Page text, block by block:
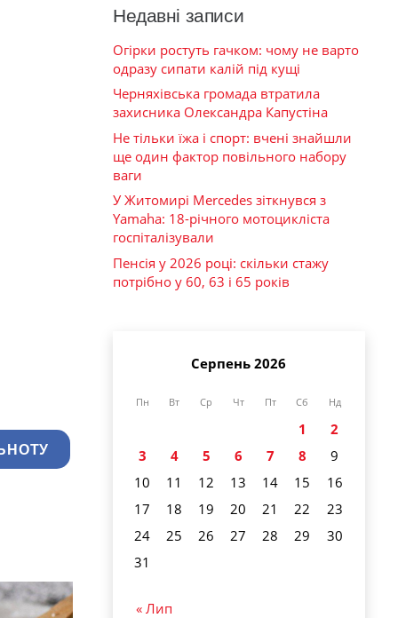
Недавні записи
Огірки ростуть гачком: чому не варто
одразу сипати калій під кущі
Черняхівська громада втратила
захисника Олександра Капустіна
Не тільки їжа і спорт: вчені знайшли
ще один фактор повільного набору
ваги
У Житомирі Mercedes зіткнувся з
Yamaha: 18-річного мотоцикліста
госпіталізували
Пенсія у 2026 році: скільки стажу
потрібно у 60, 63 і 65 років
Серпень 2026
Пн Вт Ср Чт Пт Сб Нд
1
2
3
4 5 6 7 8
9
10
11 12 13 14 15
16
17
18 19 20 21 22
23
24
25 26 27 28 29
30
31
« Лип